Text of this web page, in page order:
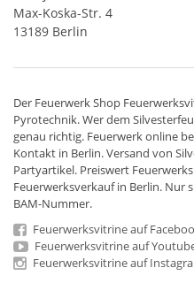
Max-Koska-Str. 4
13189 Berlin
Der Feuerwerk Shop
Pyrotechnik. Wer dem
genau richtig. Feuerwerk online
Kontakt in Berlin. Versand von
Partyartikel. Preiswert
Feuerwerksverkauf in Berlin. Nur
BAM-Nummer.
Feuerwerksvitrine auf
Feuerwerksvitrine auf
Feuerwerksvitrine auf